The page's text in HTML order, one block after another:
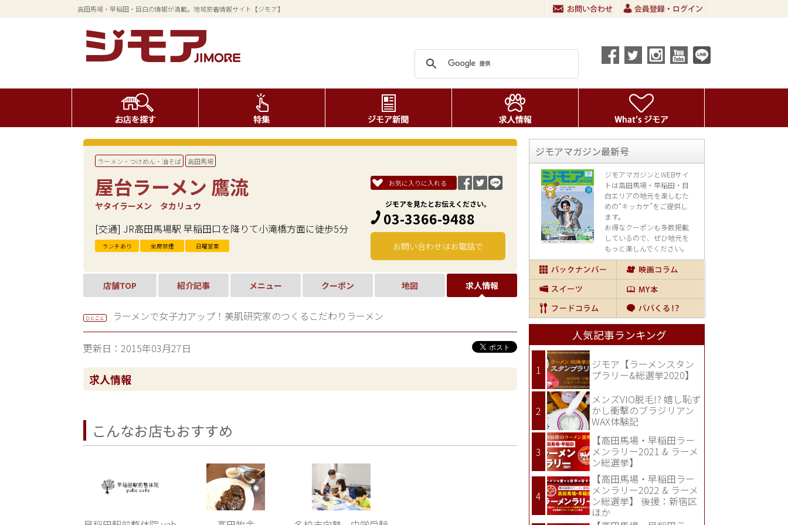
高田馬場・早稲田・目白の情報が満載。地域密着情報サイト【ジモア】
ラーメン・つけめん・油そば 高田馬場
屋台ラーメン 鷹流
ヤタイラーメン タカリュウ
[交通] JR高田馬場駅 早稲田口を降りて小滝橋方面に徒歩5分
ランチあり 全席禁煙 日曜営業
お気に入りに入れる
ジモアを見たとお伝えください。
03-3366-9488
お問い合わせはお電話で
店舗TOP 紹介記事 メニュー クーポン 地図 求人情報
ひとこと ラーメンで女子力アップ！美肌研究家のつくるこだわりラーメン
更新日：2015年03月27日
求人情報
こんなお店もおすすめ
ジモアマガジン最新号
ジモアマガジンとWEBサイ
トは高田馬場・早稲田・目
白エリアの地元を楽しむた
めの“キッカケ”をご提供し
ます。
お得なクーポンも多数掲載
しているので、 ぜひ地元を
もっと楽しんでください。
人気記事ランキング
ジモア【ラーメンスタン
プラリー&総選挙2020】
メンズVIO脱毛!? 嬉し恥ず
かし衝撃のブラジリアン
WAX体験記
【高田馬場・早稲田ラー
メンラリー2021 & ラーメ
ン総選挙】
【高田馬場・早稲田ラー
メンラリー2022 & ラーメ
ン総選挙】 後援：新宿区
ほか